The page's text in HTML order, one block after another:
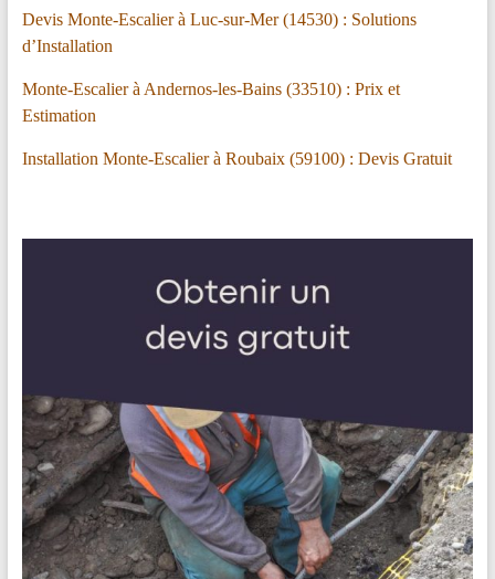
Devis Monte-Escalier à Luc-sur-Mer (14530) : Solutions
d’Installation
Monte-Escalier à Andernos-les-Bains (33510) : Prix et
Estimation
Installation Monte-Escalier à Roubaix (59100) : Devis Gratuit